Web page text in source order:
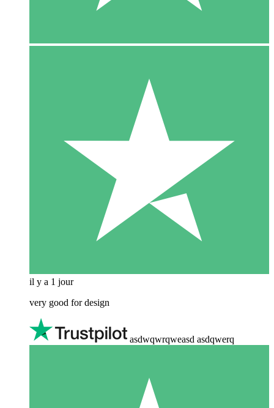
il y a 1 jour
very good for design
asdwqwrqweasd asdqwerq